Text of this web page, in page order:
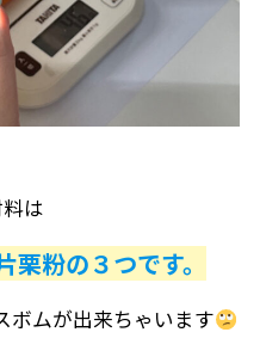
は
粉の３つです。
ボムが出来ちゃいます